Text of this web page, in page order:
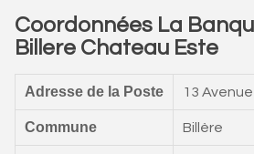
Coordonnées La
Billere Chateau Este
Adresse de la Poste 13
Commune Billère